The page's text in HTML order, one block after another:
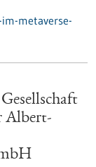
metaverse-
Albert-